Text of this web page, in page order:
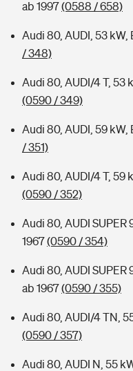
ab 1997(0588 / 658)
Audi 80, AUDI, 53 kW,
/ 348)
Audi 80, AUDI/4 T, 53
(0590 / 349)
Audi 80, AUDI, 59 kW,
/ 351)
Audi 80, AUDI/4 T, 59
(0590 / 352)
Audi 80, AUDI SUPER
1967(0590 / 354)
Audi 80, AUDI SUPER
ab 1967(0590 / 355)
Audi 80, AUDI/4 TN,
(0590 / 357)
Audi 80, AUDI N, 55